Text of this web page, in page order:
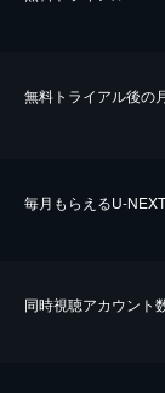
無料トライアル後の
毎⽉もらえるU-
同時視聴アカウント